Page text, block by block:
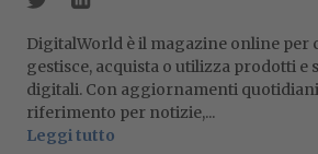
DigitalWorld è il magazine online per
gestisce, acquista o utilizza prodotti
digitali. Con aggiornamenti
riferimento per notizie,...
Leggi tutto